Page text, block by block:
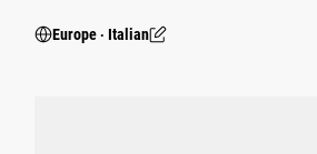
Europe ‧ Italian